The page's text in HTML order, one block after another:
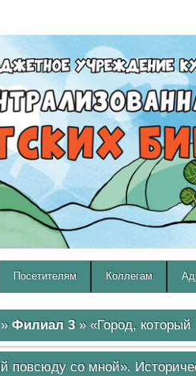
Посетителям Коллегам
Филиал 3» «Город, который
повсюду со мной».